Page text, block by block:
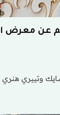
عن معرض
وتييري